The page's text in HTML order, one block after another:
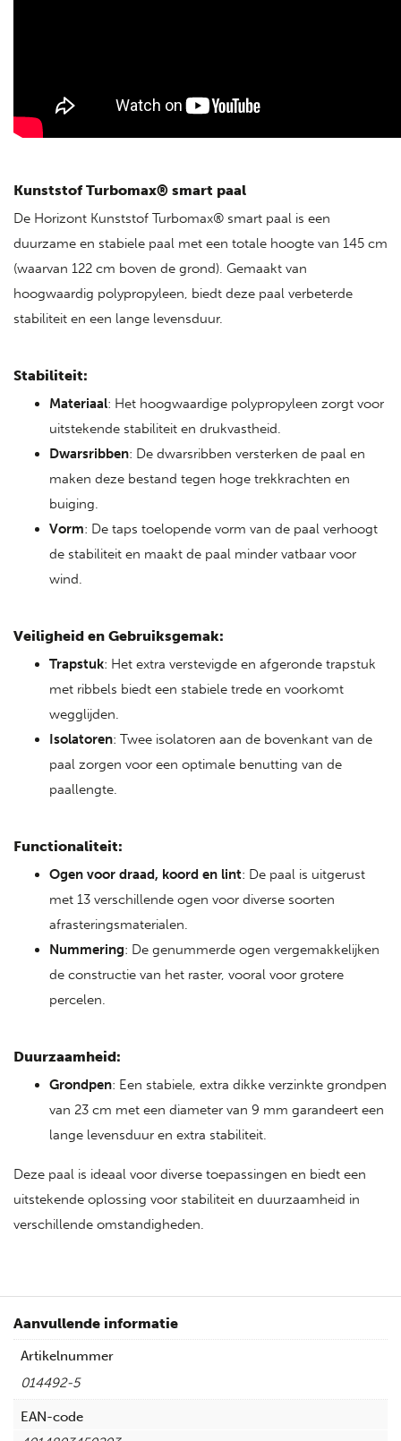
Kunststof Turbomax® smart paal
De Horizont Kunststof Turbomax® smart paal is een
duurzame en stabiele paal met een totale hoogte van 145 cm
(waarvan 122 cm boven de grond). Gemaakt van
hoogwaardig polypropyleen, biedt deze paal verbeterde
stabiliteit en een lange levensduur.
Stabiliteit:
Materiaal: Het hoogwaardige polypropyleen zorgt voor
uitstekende stabiliteit en drukvastheid.
Dwarsribben: De dwarsribben versterken de paal en
maken deze bestand tegen hoge trekkrachten en
buiging.
Vorm: De taps toelopende vorm van de paal verhoogt
de stabiliteit en maakt de paal minder vatbaar voor
wind.
Veiligheid en Gebruiksgemak:
Trapstuk: Het extra verstevigde en afgeronde trapstuk
met ribbels biedt een stabiele trede en voorkomt
wegglijden.
Isolatoren: Twee isolatoren aan de bovenkant van de
paal zorgen voor een optimale benutting van de
paallengte.
Functionaliteit:
Ogen voor draad, koord en lint: De paal is uitgerust
met 13 verschillende ogen voor diverse soorten
afrasteringsmaterialen.
Nummering: De genummerde ogen vergemakkelijken
de constructie van het raster, vooral voor grotere
percelen.
Duurzaamheid:
Grondpen: Een stabiele, extra dikke verzinkte grondpen
van 23 cm met een diameter van 9 mm garandeert een
lange levensduur en extra stabiliteit.
Deze paal is ideaal voor diverse toepassingen en biedt een
uitstekende oplossing voor stabiliteit en duurzaamheid in
verschillende omstandigheden.
Aanvullende informatie
Artikelnummer
014492-5
EAN-code